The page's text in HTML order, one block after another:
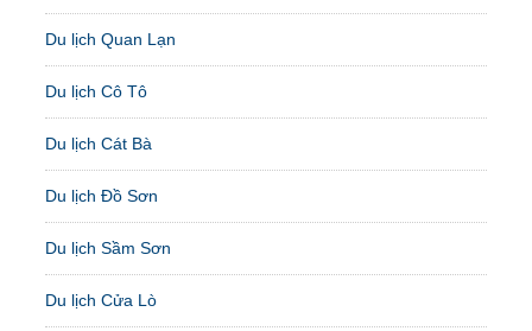
Du lịch Quan Lạn
Du lịch Cô Tô
Du lịch Cát Bà
Du lịch Đồ Sơn
Du lịch Sầm Sơn
Du lịch Cửa Lò